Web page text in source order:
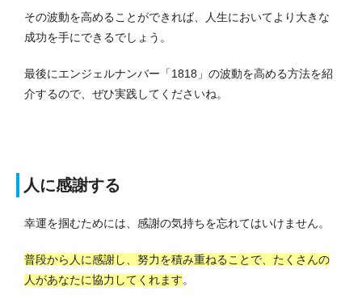
その波動を高めることができれば、人生においてより大きな
成功を手にできるでしょう。
最後にエンジェルナンバー「1818」の波動を高める方法を紹
介するので、ぜひ実践してくださいね。
人に感謝する
幸運を掴むためには、感謝の気持ちを忘れてはいけません。
普段から人に感謝し、努力を積み重ねることで、たくさんの
人があなたに協力してくれます。